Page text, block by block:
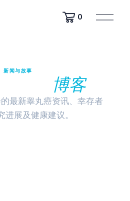
0
打
新闻与故事
博客
最新睾丸癌资讯、幸存者
进展及健康建议。